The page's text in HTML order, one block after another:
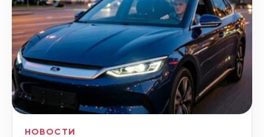
НОВОСТИ